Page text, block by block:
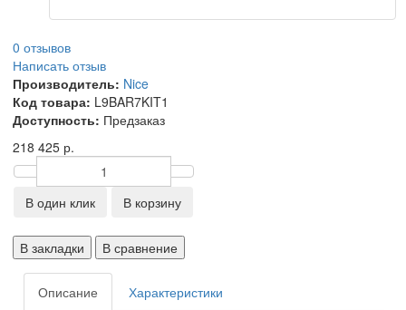
0 отзывов
Написать отзыв
Производитель: Nice
Код товара: L9BAR7KIT1
Доступность: Предзаказ
218 425 р.
В один клик В корзину
В закладки В сравнение
Описание
Характеристики